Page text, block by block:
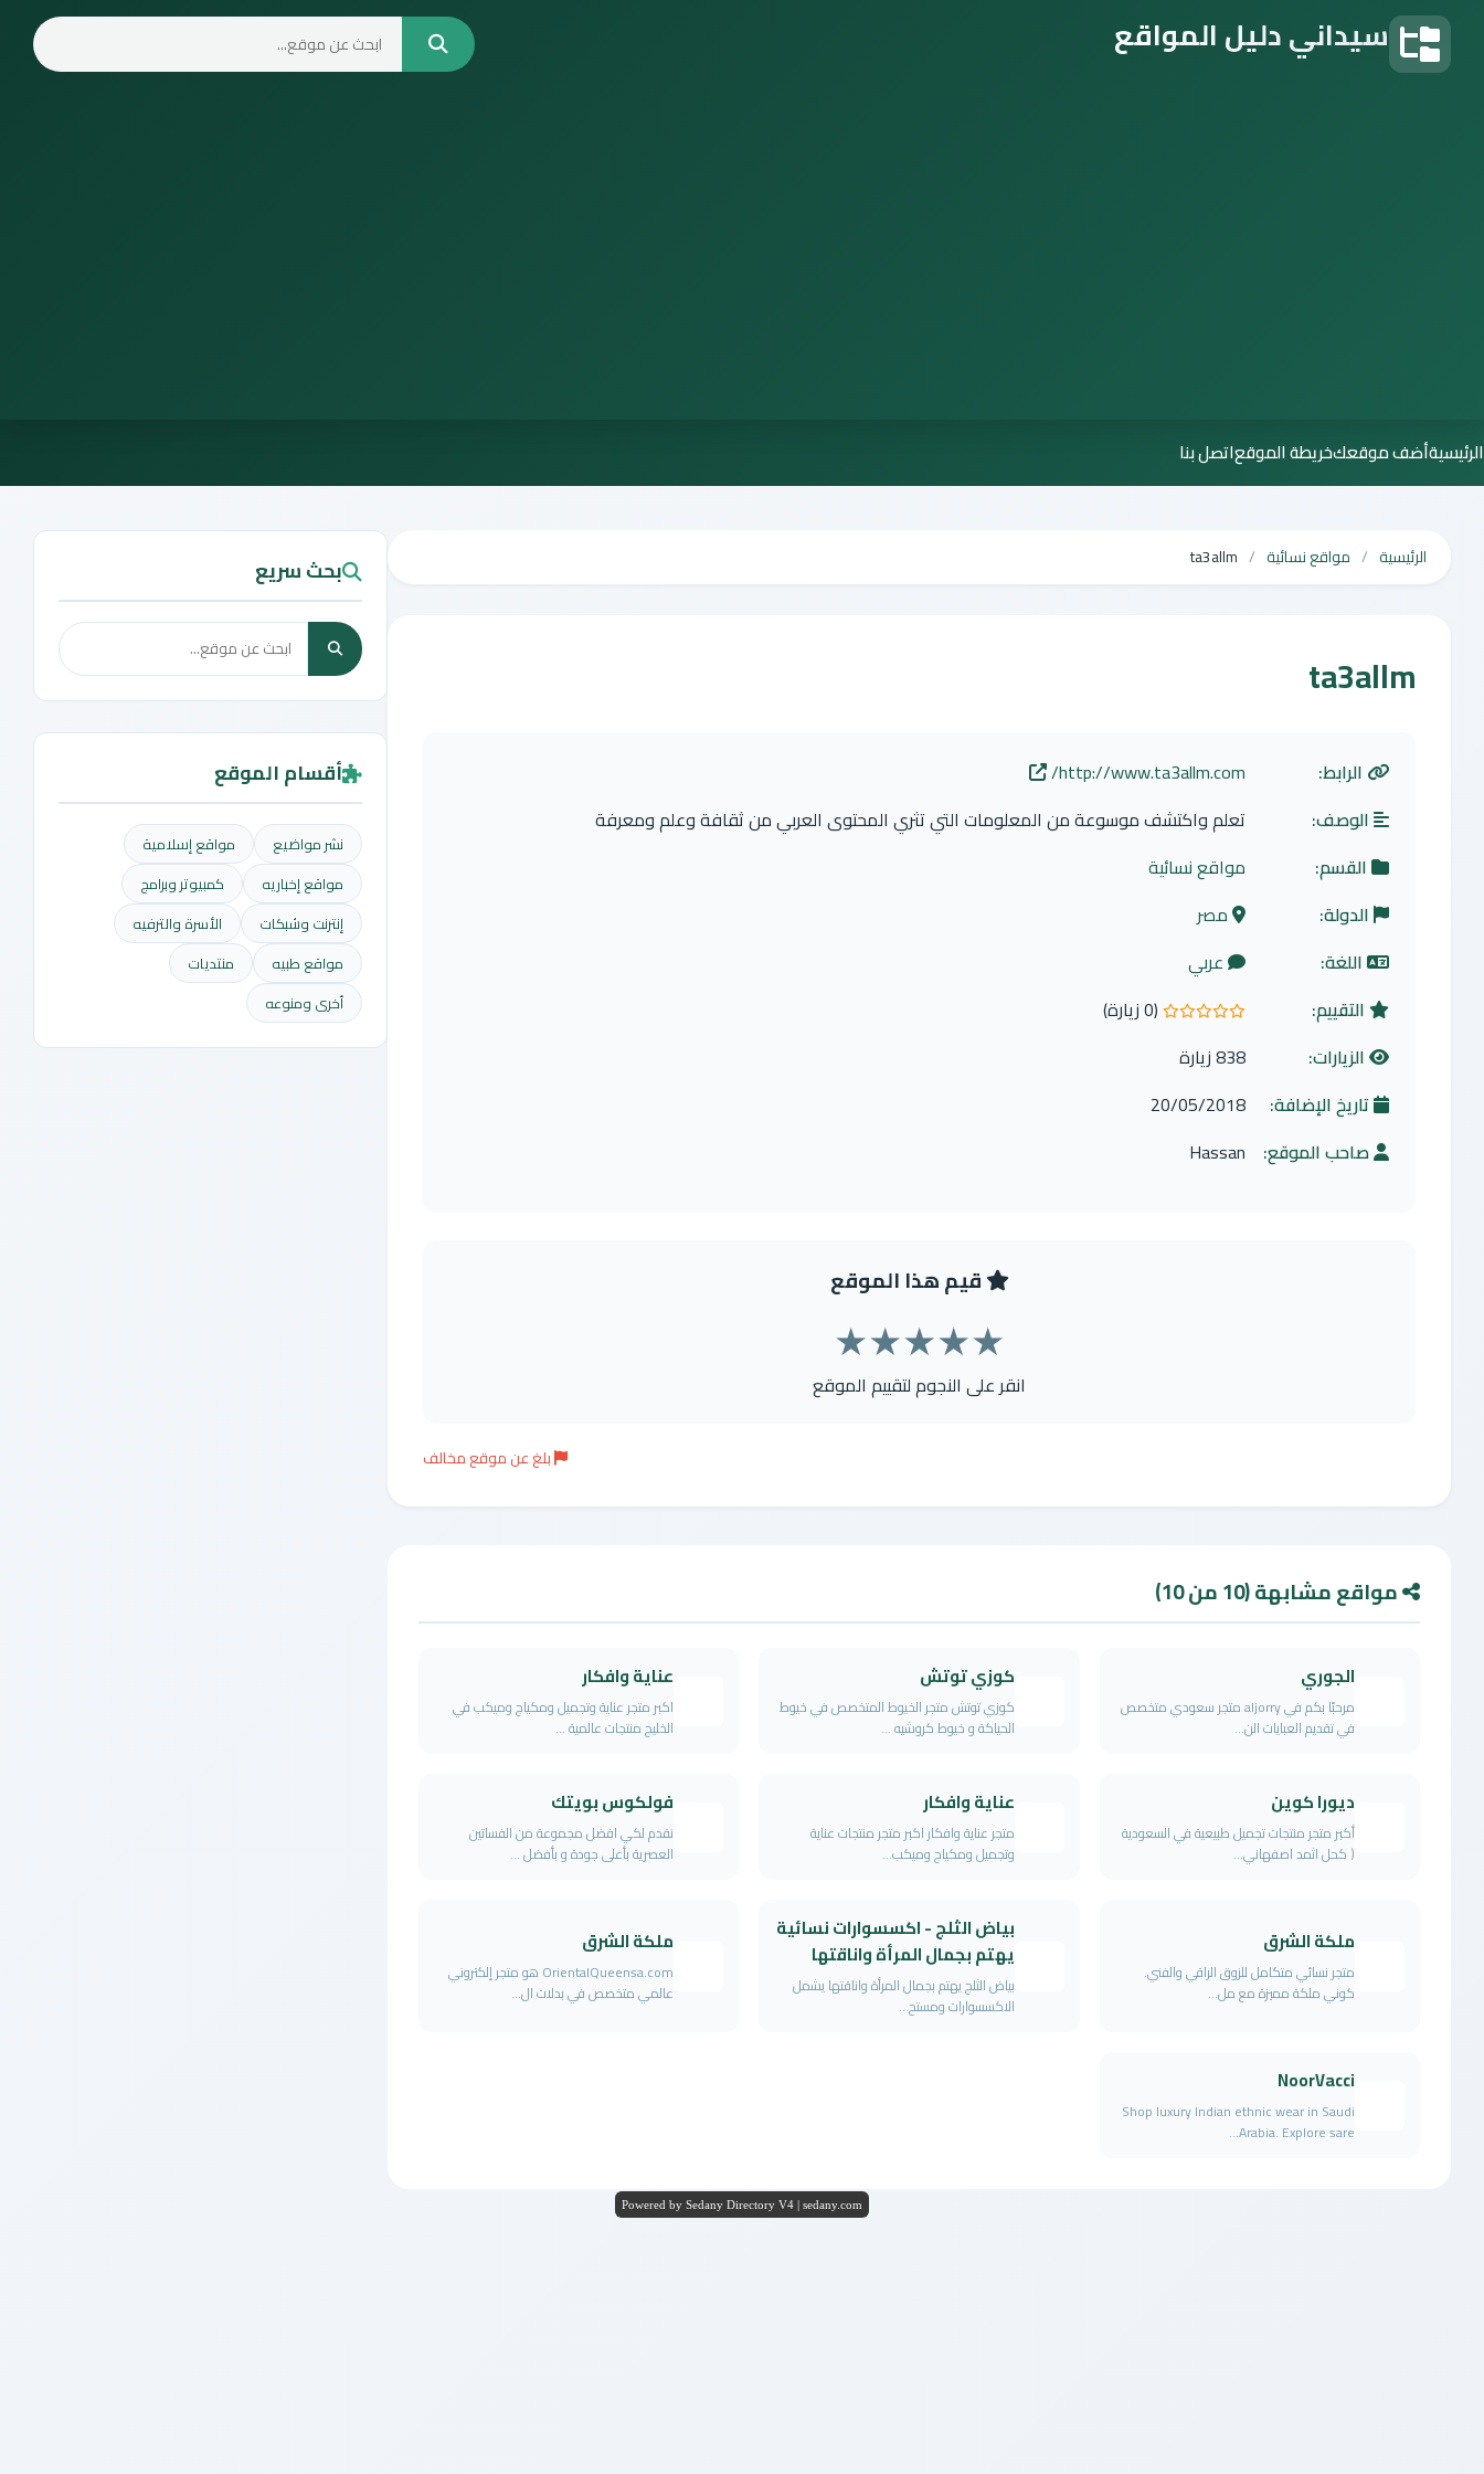
سيداني دليل المواقع
الرئيسيةأضف موقعكخريطة الموقعاتصل بنا
الرئيسية مواقع نسائية ta3allm
ta3allm
الرابط:
http://www.ta3allm.com/
الوصف:
تعلم واكتشف موسوعة من المعلومات التي تثري المحتوى العربي من ثقافة وعلم ومعرفة
القسم:
مواقع نسائية
الدولة:
مصر
اللغة:
عربي
التقييم:
0.0 من 5 نجوم
(0 زيارة)
الزيارات:
838 زيارة
تاريخ الإضافة:
20/05/2018
صاحب الموقع: Hassan
قيم هذا الموقع
★
★
★
★
★
انقر على النجوم لتقييم الموقع
بلغ عن موقع مخالف
مواقع مشابهة (10 من 10)
الجوري
مرحبًا بكم في aljorry متجر سعودي متخصص
في تقديم العبايات الن...
كوزي توتش
كوزي توتش متجر الخيوط المتخصص في خيوط
الحياكة و خيوط كروشيه ...
عناية وافكار
اكبر متجر عناية وتجميل ومكياج وميكب في
الخليج منتجات عالمية ...
ديورا كوين
أكبر متجر منتجات تجميل طبيعية في السعودية
( كحل اثمد اصفهاني...
عناية وافكار
متجر عناية وافكار اكبر متجر منتجات عناية
وتجميل ومكياج وميكب...
فولكوس بويتك
نقدم لكي افضل مجموعة من الفساتين
العصرية بأعلى جودة و بأفضل ...
ملكة الشرق
متجر نسائي متكامل للزوق الراقي والفني.
كوني ملكة مميزة مع مل...
بياض الثلج - اكسسوارات نسائية
يهتم بجمال المرأة واناقتها
بياض الثلج يهتم بجمال المرأة واناقتها يشمل
الاكسسوارات ومستح...
ملكة الشرق
OrientalQueensa.com هو متجر إلكتروني
عالمي متخصص في بدلات ال...
NoorVacci
Shop luxury Indian ethnic wear in Saudi
Arabia. Explore sare...
بحث سريع
أقسام الموقع
نشر مواضيع
مواقع إسلامية
مواقع إخباريه
كمبيوتر وبرامج
إنترنت وشبكات
الأسرة والترفيه
مواقع طبيه
منتديات
أخرى ومنوعه
Powered by Sedany Directory V4 | sedany.com